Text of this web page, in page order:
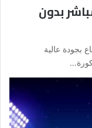
مباشر بدون
بجودة عالية